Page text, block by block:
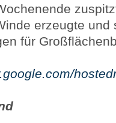
erzeugte und
für